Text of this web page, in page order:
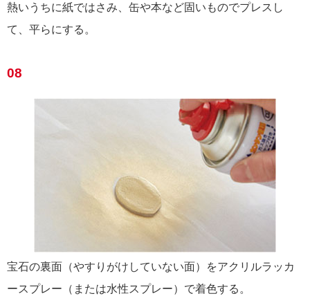
熱いうちに紙ではさみ、缶や本など固いものでプレスし
て、平らにする。
08
宝石の裏面（やすりがけしていない面）をアクリルラッカ
ースプレー（または水性スプレー）で着色する。